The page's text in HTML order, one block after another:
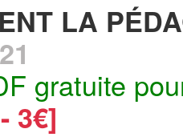
LA
gratuite
3€]